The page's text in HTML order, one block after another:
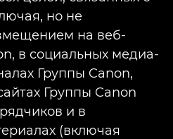
но не
на веб-
в социальных медиа-
Группы Canon,
Группы Canon
и в
(включая